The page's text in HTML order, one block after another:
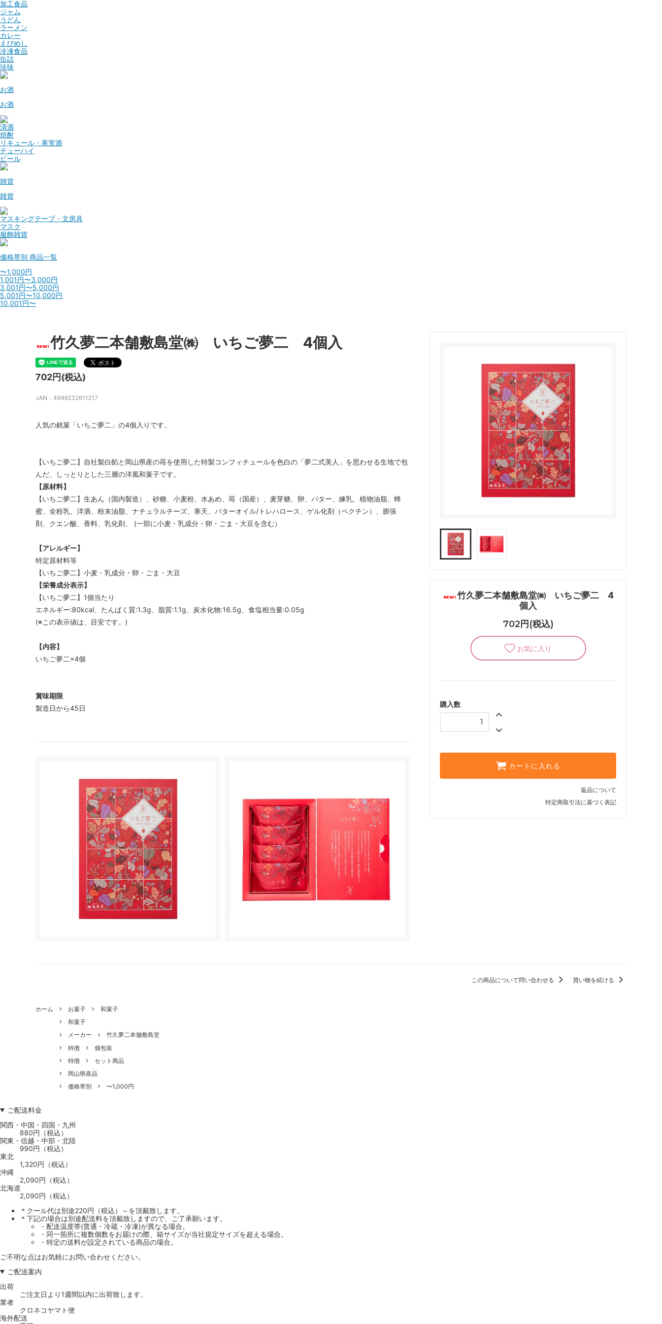
加工食品
ジャム
うどん
ラーメン
カレー
えびめし
冷凍食品
缶詰
珍味
お酒
お酒
清酒
焼酎
リキュール・果実酒
チューハイ
ビール
雑貨
雑貨
マスキングテープ・文房具
マスク
服飾雑貨
価格帯別 商品一覧
〜1,000円
1,001円〜3,000円
3,001円〜5,000円
5,001円〜10,000円
10,001円〜
竹久夢二本舗敷島堂㈱ いちご夢二 4
個入
702円(税込)
購入数
カートに入れる
返品について
特定商取引法に基づく表記
竹久夢二本舗敷島堂㈱ いちご夢二 4個入
702円(税込)
JAN：4946232611217
人気の銘菓「いちご夢二」の4個入りです。
【いちご夢二】自社製白餡と岡山県産の苺を使用した特製コンフィチュールを色白の「夢二式美人」を思わせる生地で包
んだ、しっとりとした三層の洋風和菓子です。
【原材料】
【いちご夢二】生あん（国内製造）、砂糖、小麦粉、水あめ、苺（国産）、麦芽糖、卵、バター、練乳、植物油脂、蜂
蜜、全粉乳、洋酒、粉末油脂、ナチュラルチーズ、寒天、バターオイル/トレハロース、ゲル化剤（ペクチン）、膨張
剤、クエン酸、香料、乳化剤、 (一部に小麦・乳成分・卵・ごま・大豆を含む）
【アレルギー】
特定原材料等
【いちご夢二】小麦・乳成分・卵・ごま・大豆
【栄養成分表示】
【いちご夢二】1個当たり
エネルギー:80kcal、たんぱく質:1.3g、脂質:1.1g、炭水化物:16.5g、食塩相当量:0.05g
(※この表示値は、目安です。)
【内容】
いちご夢二×4個
賞味期限
製造日から45日
この商品について問い合わせる 買い物を続ける
ホーム お菓子
和菓子
和菓子
メーカー
竹久夢二本舗敷島堂
特徴
個包装
特徴
セット商品
岡山県産品
価格帯別
〜1,000円
ご配送料金
関西・中国・四国・九州
880円（税込）
関東・信越・中部・北陸
990円（税込）
東北
1,320円（税込）
沖縄
2,090円（税込）
北海道
2,090円（税込）
＊クール代は別途220円（税込）～を頂戴致します。
＊下記の場合は別途配送料を頂戴致しますので、ご了承願います。
・配送温度帯(普通・冷蔵・冷凍)が異なる場合。
・同一箇所に複数個数をお届けの際、箱サイズが当社規定サイズを超える場合。
・特定の送料が設定されている商品の場合。
ご不明な点はお気軽にお問い合わせください。
ご配送案内
出荷
ご注文日より1週間以内に出荷致します。
業者
クロネコヤマト便
海外配送